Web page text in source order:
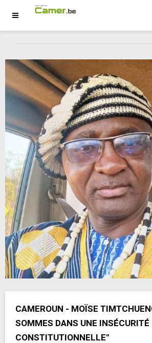
CAMEROUN - MOÏSE
SOMMES DANS UNE
CONSTITUTIONNELLE"